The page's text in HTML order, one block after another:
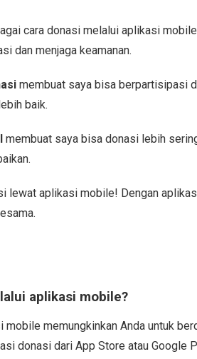
cara donasi melalui aplikasi
dan menjaga keamanan.
membuat saya bisa berpartisipasi
baik.
membuat saya bisa donasi lebih
lewat aplikasi mobile! Dengan
aplikasi mobile?
mobile memungkinkan Anda untuk
donasi dari App Store atau Google